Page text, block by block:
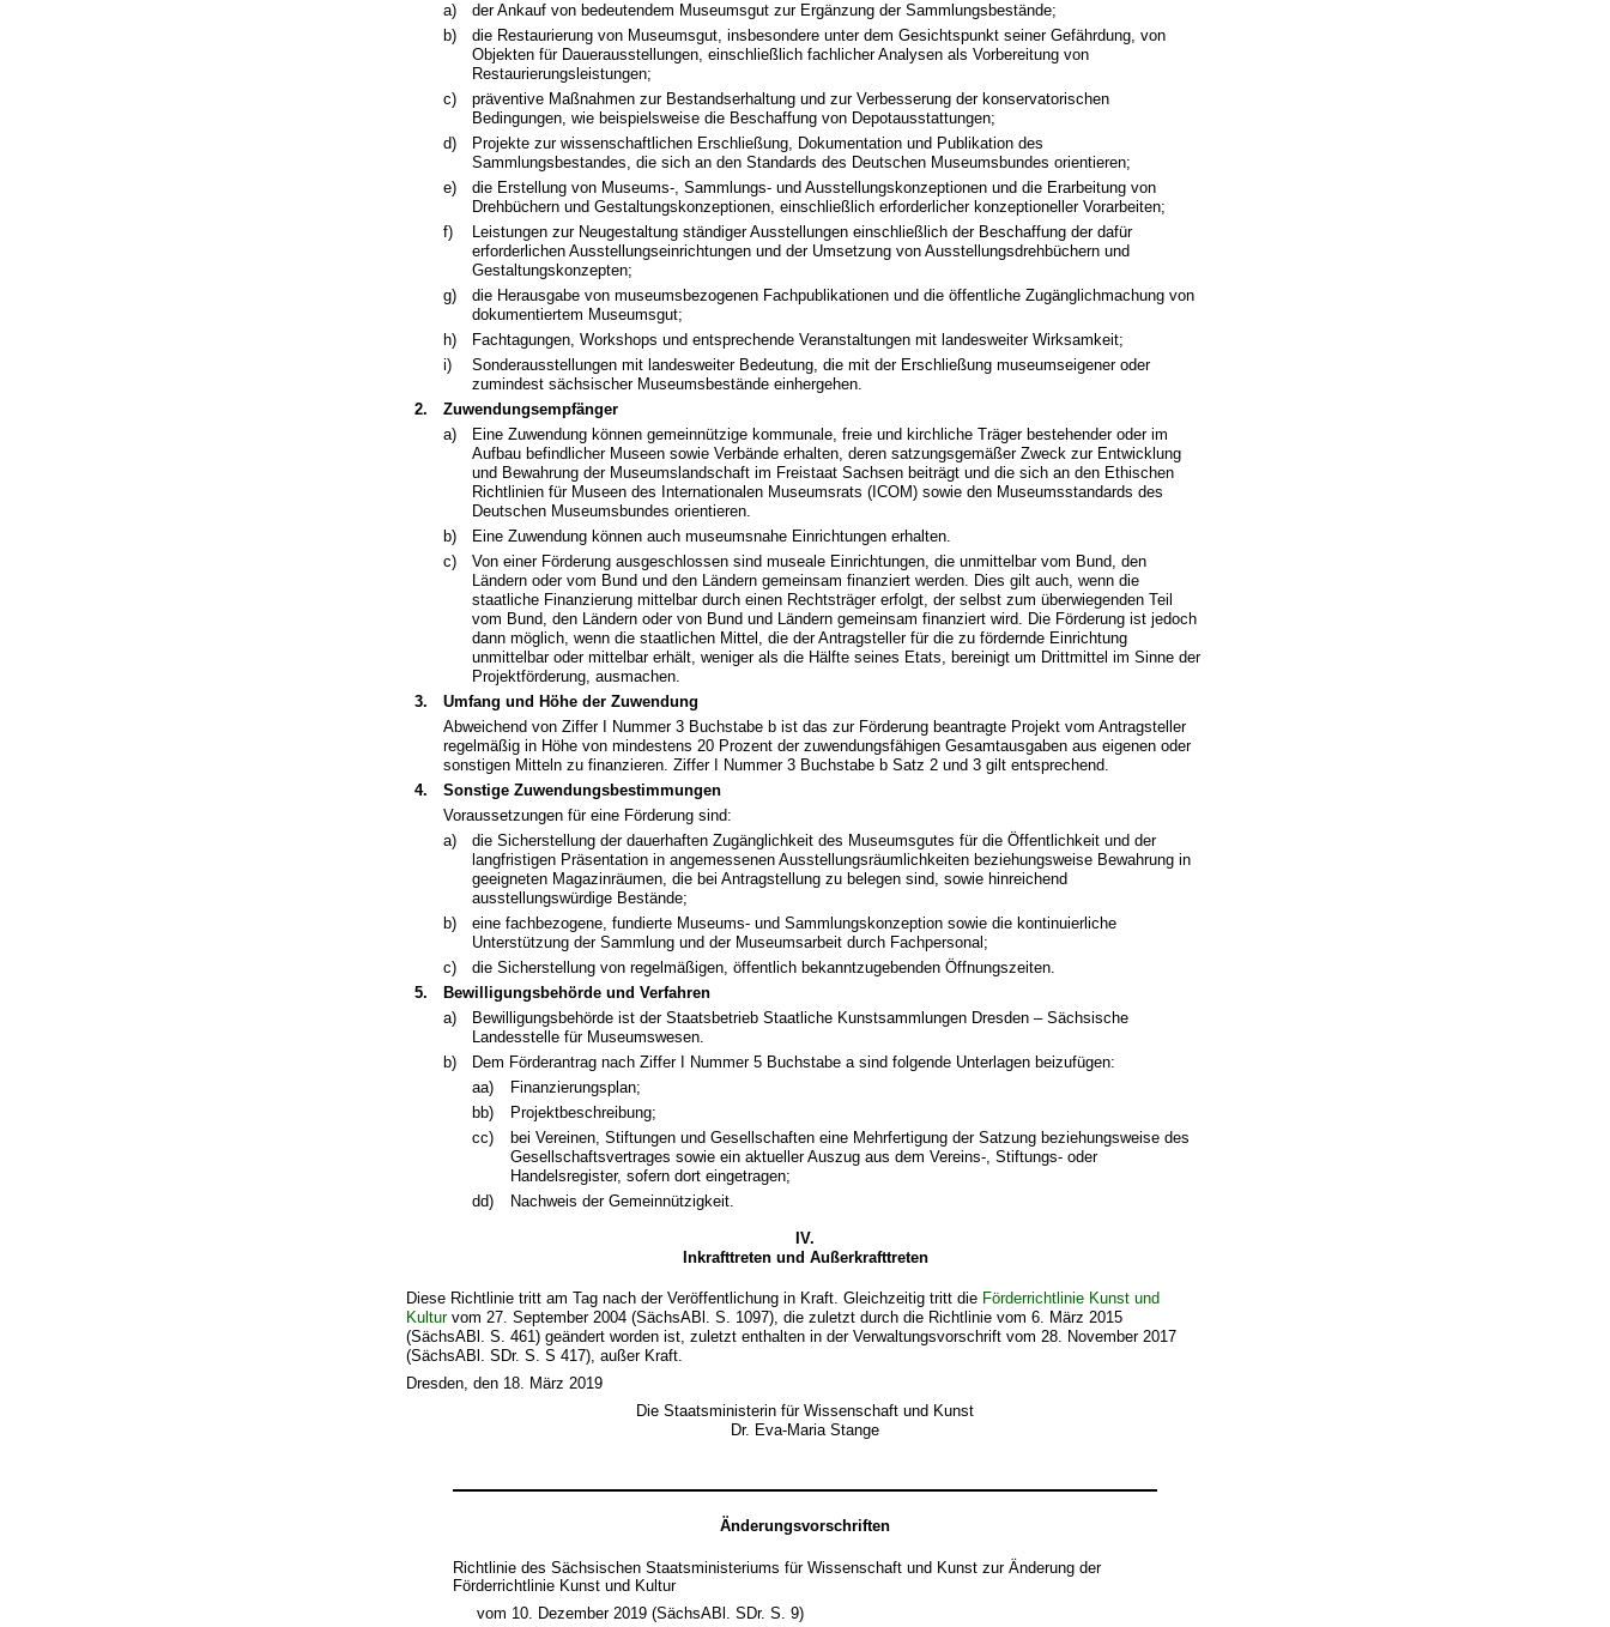
a)
der Ankauf von bedeutendem Museumsgut zur Ergänzung der Sammlungsbestände;
b)
die Restaurierung von Museumsgut, insbesondere unter dem Gesichtspunkt seiner Gefährdung, von
Objekten für Dauerausstellungen, einschließlich fachlicher Analysen als Vorbereitung von
Restaurierungsleistungen;
c)
präventive Maßnahmen zur Bestandserhaltung und zur Verbesserung der konservatorischen
Bedingungen, wie beispielsweise die Beschaffung von Depotausstattungen;
d)
Projekte zur wissenschaftlichen Erschließung, Dokumentation und Publikation des
Sammlungsbestandes, die sich an den Standards des Deutschen Museumsbundes orientieren;
e)
die Erstellung von Museums-, Sammlungs- und Ausstellungskonzeptionen und die Erarbeitung von
Drehbüchern und Gestaltungskonzeptionen, einschließlich erforderlicher konzeptioneller Vorarbeiten;
f)
Leistungen zur Neugestaltung ständiger Ausstellungen einschließlich der Beschaffung der dafür
erforderlichen Ausstellungseinrichtungen und der Umsetzung von Ausstellungsdrehbüchern und
Gestaltungskonzepten;
g)
die Herausgabe von museumsbezogenen Fachpublikationen und die öffentliche Zugänglichmachung von
dokumentiertem Museumsgut;
h)
Fachtagungen, Workshops und entsprechende Veranstaltungen mit landesweiter Wirksamkeit;
i)
Sonderausstellungen mit landesweiter Bedeutung, die mit der Erschließung museumseigener oder
zumindest sächsischer Museumsbestände einhergehen.
2.
Zuwendungsempfänger
a)
Eine Zuwendung können gemeinnützige kommunale, freie und kirchliche Träger bestehender oder im
Aufbau befindlicher Museen sowie Verbände erhalten, deren satzungsgemäßer Zweck zur Entwicklung
und Bewahrung der Museumslandschaft im Freistaat Sachsen beiträgt und die sich an den Ethischen
Richtlinien für Museen des Internationalen Museumsrats (ICOM) sowie den Museumsstandards des
Deutschen Museumsbundes orientieren.
b)
Eine Zuwendung können auch museumsnahe Einrichtungen erhalten.
c)
Von einer Förderung ausgeschlossen sind museale Einrichtungen, die unmittelbar vom Bund, den
Ländern oder vom Bund und den Ländern gemeinsam finanziert werden. Dies gilt auch, wenn die
staatliche Finanzierung mittelbar durch einen Rechtsträger erfolgt, der selbst zum überwiegenden Teil
vom Bund, den Ländern oder von Bund und Ländern gemeinsam finanziert wird. Die Förderung ist jedoch
dann möglich, wenn die staatlichen Mittel, die der Antragsteller für die zu fördernde Einrichtung
unmittelbar oder mittelbar erhält, weniger als die Hälfte seines Etats, bereinigt um Drittmittel im Sinne der
Projektförderung, ausmachen.
3.
Umfang und Höhe der Zuwendung
Abweichend von Ziffer I Nummer 3 Buchstabe b ist das zur Förderung beantragte Projekt vom Antragsteller
regelmäßig in Höhe von mindestens 20 Prozent der zuwendungsfähigen Gesamtausgaben aus eigenen oder
sonstigen Mitteln zu finanzieren. Ziffer I Nummer 3 Buchstabe b Satz 2 und 3 gilt entsprechend.
4.
Sonstige Zuwendungsbestimmungen
Voraussetzungen für eine Förderung sind:
a)
die Sicherstellung der dauerhaften Zugänglichkeit des Museumsgutes für die Öffentlichkeit und der
langfristigen Präsentation in angemessenen Ausstellungsräumlichkeiten beziehungsweise Bewahrung in
geeigneten Magazinräumen, die bei Antragstellung zu belegen sind, sowie hinreichend
ausstellungswürdige Bestände;
b)
eine fachbezogene, fundierte Museums- und Sammlungskonzeption sowie die kontinuierliche
Unterstützung der Sammlung und der Museumsarbeit durch Fachpersonal;
c)
die Sicherstellung von regelmäßigen, öffentlich bekanntzugebenden Öffnungszeiten.
5.
Bewilligungsbehörde und Verfahren
a)
Bewilligungsbehörde ist der Staatsbetrieb Staatliche Kunstsammlungen Dresden – Sächsische
Landesstelle für Museumswesen.
b)
Dem Förderantrag nach Ziffer I Nummer 5 Buchstabe a sind folgende Unterlagen beizufügen:
aa)
Finanzierungsplan;
bb)
Projektbeschreibung;
cc)
bei Vereinen, Stiftungen und Gesellschaften eine Mehrfertigung der Satzung beziehungsweise des
Gesellschaftsvertrages sowie ein aktueller Auszug aus dem Vereins-, Stiftungs- oder
Handelsregister, sofern dort eingetragen;
dd)
Nachweis der Gemeinnützigkeit.
IV.
Inkrafttreten und Außerkrafttreten
Diese Richtlinie tritt am Tag nach der Veröffentlichung in Kraft. Gleichzeitig tritt die Förderrichtlinie Kunst und
Kulturvom 27. September 2004 (SächsABl. S. 1097), die zuletzt durch die Richtlinie vom 6. März 2015
(SächsABl. S. 461) geändert worden ist, zuletzt enthalten in der Verwaltungsvorschrift vom 28. November 2017
(SächsABl. SDr. S. S 417), außer Kraft.
Dresden, den 18. März 2019
Die Staatsministerin für Wissenschaft und Kunst
Dr. Eva-Maria Stange
Änderungsvorschriften
Richtlinie des Sächsischen Staatsministeriums für Wissenschaft und Kunst zur Änderung der
Förderrichtlinie Kunst und Kultur
vom 10. Dezember 2019 (SächsABl. SDr. S. 9)